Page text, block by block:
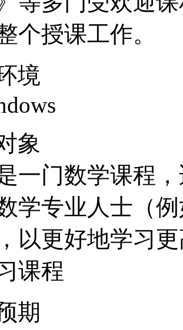
象
学专业人士（
以更好地学习
课程
期
大幅度提高学
课程时觉得更
听